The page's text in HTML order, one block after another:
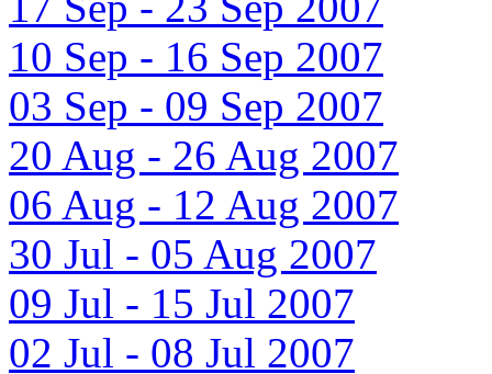
10 Sep - 16 Sep 2007
03 Sep - 09 Sep 2007
20 Aug - 26 Aug 2007
06 Aug - 12 Aug 2007
30 Jul - 05 Aug 2007
09 Jul - 15 Jul 2007
02 Jul - 08 Jul 2007